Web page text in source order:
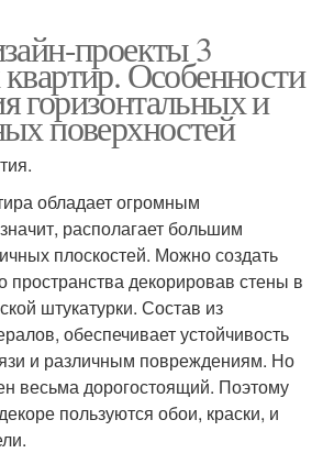
проекты 3
Особенности
горизонтальных и
поверхностей
обладает огромным
располагает большим
плоскостей. Можно создать
декорировав стены в
штукатурки. Состав из
обеспечивает устойчивость
и различным повреждениям. Но
весьма дорогостоящий. Поэтому
пользуются обои, краски, и